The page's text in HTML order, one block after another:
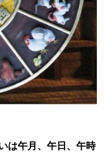
は午月、午日、午時